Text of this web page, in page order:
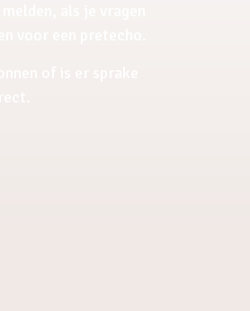
als je vragen
voor een pretecho.
of is er sprake